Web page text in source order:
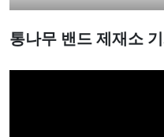
통나무 밴드 제재소